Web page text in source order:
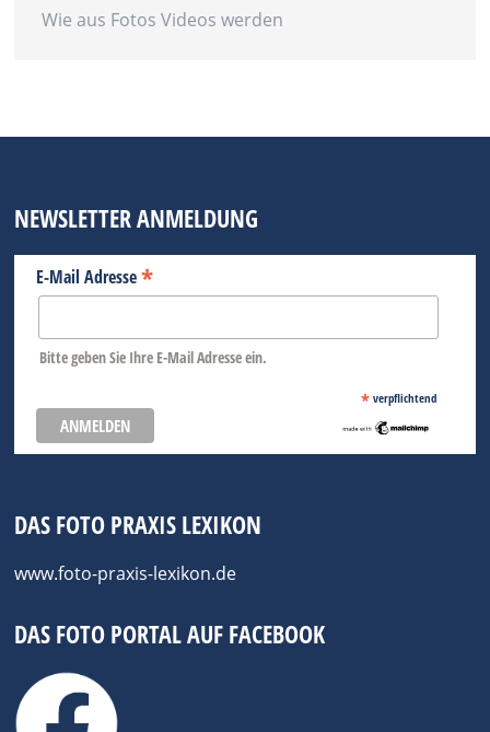
Wie aus Fotos Videos werden
NEWSLETTER ANMELDUNG
E-Mail Adresse*
Bitte geben Sie Ihre E-Mail Adresse ein.
* verpflichtend
DAS FOTO PRAXIS LEXIKON
www.foto-praxis-lexikon.de
DAS FOTO PORTAL AUF FACEBOOK